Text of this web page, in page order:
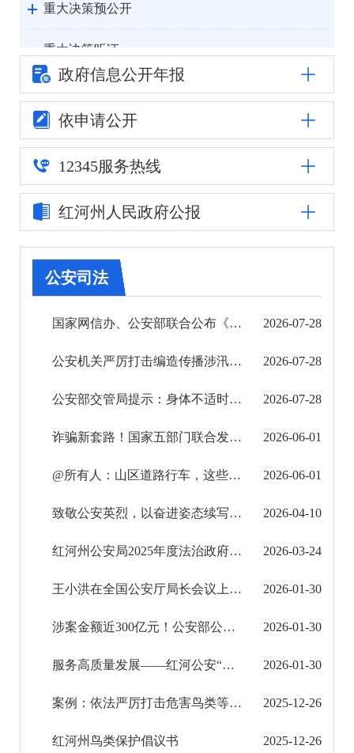
重大决策预公开
重大决策听证
统计信息
自然资源
公安司法
重点领域信息公开
权责清单
政府信息公开年报
依申请公开
12345服务热线
红河州人民政府公报
公安司法
国家网信办、公安部联合公布《小型个人信息处理者个人信息保护简化措施规定》 2026-07-28
公安机关严厉打击编造传播涉汛等涉灾网络谣言 公布25起典型案例 2026-07-28
公安部交管局提示：身体不适时，切勿冒险驾车！ 2026-07-28
诈骗新套路！国家五部门联合发布风险提示 2026-06-01
@所有人：山区道路行车，这些安全法则 2026-06-01
致敬公安英烈，以奋进姿态续写荣光！ 2026-04-10
红河州公安局2025年度法治政府建设工作情况报告 2026-03-24
王小洪在全国公安厅局长会议上强调 忠诚履职 担当实干 为实现“十五五”良好开局贡献公安力量 2026-01-30
涉案金额近300亿元！公安部公布打击金融“黑灰产”成效 2026-01-30
服务高质量发展——红河公安“警务包”套餐若干措施，为服务高质量发展注入“警”动力！ 2026-01-30
案例：依法严厉打击危害鸟类等野生动物犯罪活动 2025-12-26
红河州鸟类保护倡议书 2025-12-26